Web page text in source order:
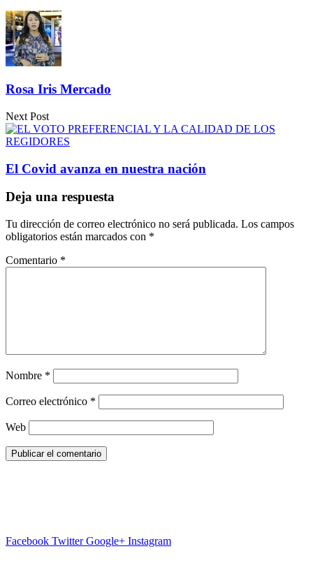
Compartir
Rosa Iris Mercado
Next Post
El Covid avanza en nuestra nación
Deja una respuesta
Tu dirección de correo electrónico no será publicada. Los campos
obligatorios están marcados con *
Comentario *
Nombre *
Correo electrónico *
Web
Facebook Twitter Google+ Instagram